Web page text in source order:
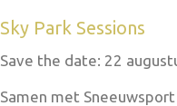
Sky Park Sessions
Save the date: 22
Samen met